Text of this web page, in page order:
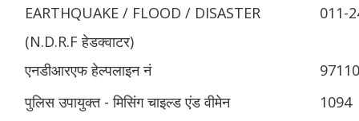
EARTHQUAKE / FLOOD / DISASTER
(N.D.R.F हेडक्वाटर)
एनडीआरएफ हेल्पलाइन नं
011-
पुलिस उपायुक्त - मिसिंग चाइल्ड एंड वीमेन
1094